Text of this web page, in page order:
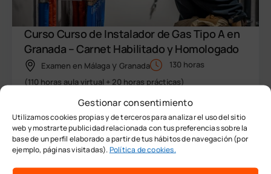
Gestionar consentimiento
Utilizamos cookies propias y de terceros para analizar el uso del sitio
web y mostrarte publicidad relacionada con tus preferencias sobre la
base de un perfil elaborado a partir de tus hábitos de navegación (por
ejemplo, páginas visitadas). Política de cookies.
Curso Curso de Instalador de Gas Tipo A en
Granada – Carnet Habilitado y Homologado
Examen en Málagay Granada
130 horas
(110 horas aula virtual + 20 horas prácticas)
Solicita información de este curso